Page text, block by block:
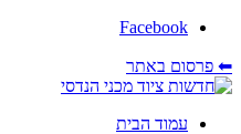
Facebook
⬅ פרסום באתר
עמוד הבית